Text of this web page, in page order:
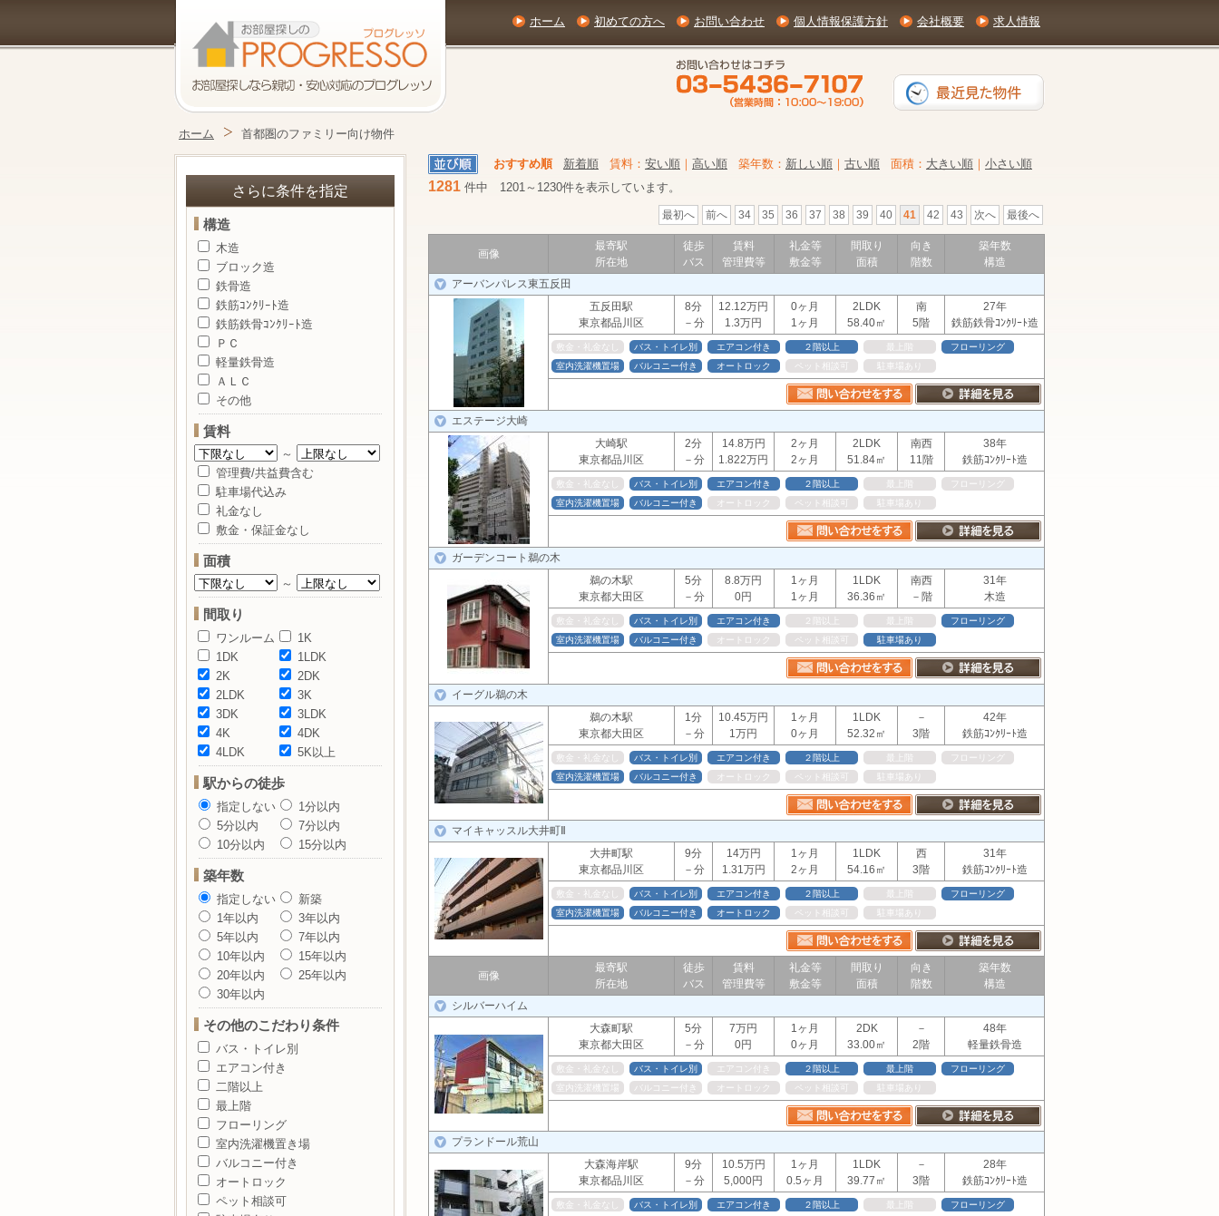
ホーム 初めての方へ お問い合わせ 個人情報保護方針 会社概要 求人情報
ホーム 首都圏のファミリー向け物件
おすすめ順 新着順 賃料： 安い順 ｜ 高い順 築年数： 新しい順 ｜ 古い順 面積： 大きい順 ｜ 小さい順
1281 件中 1201～1230件を表示しています。
最初へ 前へ 34 35 36 37 38 39 40 41 42 43 次へ 最後へ
画像
最寄駅
所在地
徒歩
バス
賃料
管理費等
礼金等
敷金等
間取り
面積
向き
階数
築年数
構造
アーバンパレス東五反田
五反田駅
東京都品川区
8分
－分
12.12万円
1.3万円
0ヶ月
1ヶ月
2LDK
58.40㎡
南
5階
27年
鉄筋鉄骨ｺﾝｸﾘｰﾄ造
敷金・礼金なし バス・トイレ別 エアコン付き ２階以上
フローリング
室内洗濯機置場
バルコニー付き オートロック ペット相談可
エステージ大崎
大崎駅
東京都品川区
2分
－分
14.8万円
1.822万円
2ヶ月
2ヶ月
2LDK
51.84㎡
南西
11階
38年
鉄筋ｺﾝｸﾘｰﾄ造
敷金・礼金なし バス・トイレ別 エアコン付き ２階以上
フローリング
室内洗濯機置場
バルコニー付き オートロック ペット相談可
ガーデンコート鵜の木
鵜の木駅
東京都大田区
5分
－分
8.8万円
0円
1ヶ月
1ヶ月
1LDK
36.36㎡
南西
－階
31年
木造
敷金・礼金なし バス・トイレ別 エアコン付き ２階以上
フローリング
室内洗濯機置場
バルコニー付き オートロック ペット相談可 駐車場あり
イーグル鵜の木
鵜の木駅
東京都大田区
1分
－分
10.45万円
1万円
1ヶ月
0ヶ月
1LDK
52.32㎡
－
3階
42年
鉄筋ｺﾝｸﾘｰﾄ造
敷金・礼金なし バス・トイレ別 エアコン付き ２階以上
フローリング
室内洗濯機置場
バルコニー付き オートロック ペット相談可
マイキャッスル大井町Ⅱ
大井町駅
東京都品川区
9分
－分
14万円
1.31万円
1ヶ月
2ヶ月
1LDK
54.16㎡
西
3階
31年
鉄筋ｺﾝｸﾘｰﾄ造
敷金・礼金なし バス・トイレ別 エアコン付き ２階以上
フローリング
室内洗濯機置場
バルコニー付き オートロック ペット相談可
画像
最寄駅
所在地
徒歩
バス
賃料
管理費等
礼金等
敷金等
間取り
面積
向き
階数
築年数
構造
シルバーハイム
大森町駅
東京都大田区
5分
－分
7万円
0円
1ヶ月
0ヶ月
2DK
33.00㎡
－
2階
48年
軽量鉄骨造
敷金・礼金なし バス・トイレ別 エアコン付き ２階以上 最上階
フローリング
室内洗濯機置場
バルコニー付き オートロック ペット相談可
プランドール荒山
大森海岸駅
東京都品川区
9分
－分
10.5万円
5,000円
1ヶ月
0.5ヶ月
1LDK
39.77㎡
－
3階
28年
鉄筋ｺﾝｸﾘｰﾄ造
敷金・礼金なし バス・トイレ別 エアコン付き ２階以上
フローリング
さらに条件を指定
構造
木造
ブロック造
鉄骨造
鉄筋ｺﾝｸﾘｰﾄ造
鉄筋鉄骨ｺﾝｸﾘｰﾄ造
ＰＣ
軽量鉄骨造
ＡＬＣ
その他
賃料
～
管理費/共益費含む
駐車場代込み
礼金なし
敷金・保証金なし
面積
～
間取り
ワンルーム
1K
1DK
1LDK
2K
2DK
2LDK
3K
3DK
3LDK
4K
4DK
4LDK
5K以上
駅からの徒歩
指定しない
1分以内
5分以内
7分以内
10分以内
15分以内
築年数
指定しない
新築
1年以内
3年以内
5年以内
7年以内
10年以内
15年以内
20年以内
25年以内
30年以内
その他のこだわり条件
バス・トイレ別
エアコン付き
二階以上
最上階
フローリング
室内洗濯機置き場
バルコニー付き
オートロック
ペット相談可